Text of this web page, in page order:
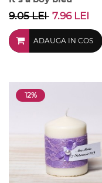
9.05 LEI 7.96 LEI
ADAUGA IN COS
12%